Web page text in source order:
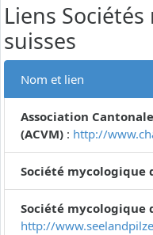
Liens
suisses
Nom et lien
Association
(ACVM) : http://
Société mycologique
Société mycologique
http://